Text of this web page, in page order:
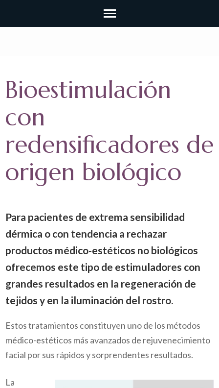
Bioestimulación
con
redensificadores de
origen biológico
Para pacientes de extrema sensibilidad
dérmica o con tendencia a rechazar
productos médico-estéticos no biológicos
ofrecemos este tipo de estimuladores con
grandes resultados en la regeneración de
tejidos y en la iluminación del rostro.
Estos tratamientos constituyen uno de los métodos
médico-estéticos más avanzados de rejuvenecimiento
facial por sus rápidos y sorprendentes resultados.
La